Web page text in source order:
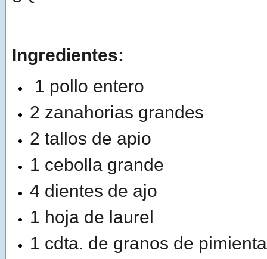
Ingredientes:
1 pollo entero
2 zanahorias grandes
2 tallos de apio
1 cebolla grande
4 dientes de ajo
1 hoja de laurel
1 cdta. de granos de pimienta